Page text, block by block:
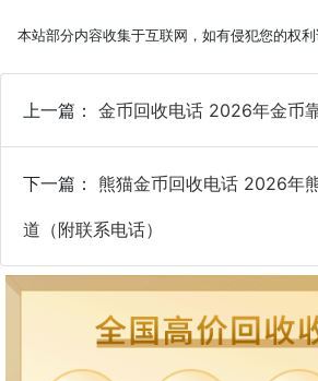
本站部分内容收集于互联网，如有侵犯您的权利
上一篇： 金币回收电话 2026年金币
下一篇： 熊猫金币回收电话 2026年
道（附联系电话）